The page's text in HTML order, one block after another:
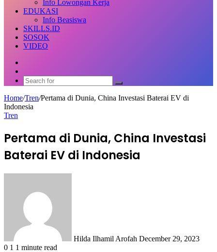
Info Lowongan Kerja
EDUKASI
Info Beasiswa
SKILLS.ID
SOSOK
VIDEO
skin
Search
for
Home/Tren/Pertama di Dunia, China Investasi Baterai EV di
Indonesia
Tren
Pertama di Dunia, China Investasi
Baterai EV di Indonesia
Hilda Ilhamil Arofah December 29, 2023
0 1 1 minute read